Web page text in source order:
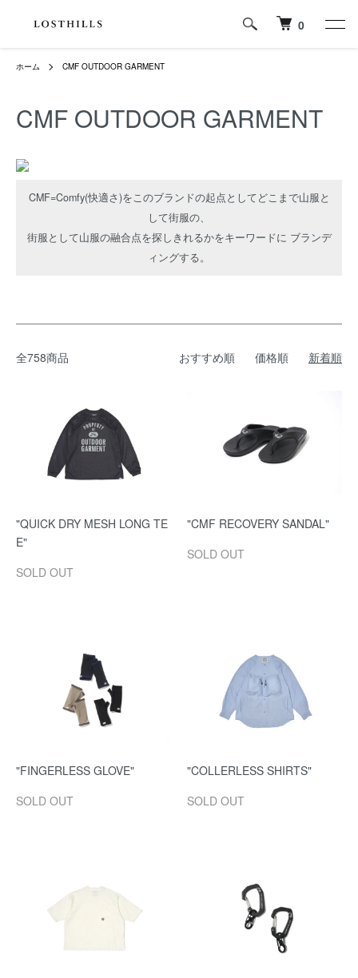
0
ホーム CMF OUTDOOR GARMENT
CMF OUTDOOR GARMENT
CMF=Comfy(快適さ)をこのブランドの起点としてどこまで山服と
して街服の、
街服として山服の融合点を探しきれるかをキーワードに ブランデ
ィングする。
全758商品 おすすめ順 価格順 新着順
"QUICK DRY MESH LONG TE
E"
SOLD OUT
"CMF RECOVERY SANDAL"
SOLD OUT
"FINGERLESS GLOVE"
SOLD OUT
"COLLERLESS SHIRTS"
SOLD OUT